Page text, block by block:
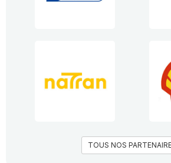
TOUS NOS